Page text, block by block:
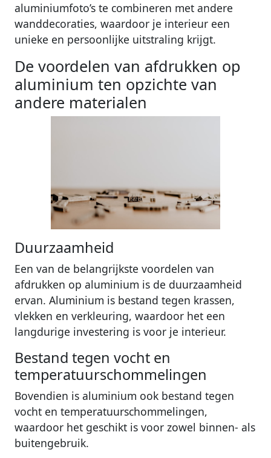
aluminiumfoto’s te combineren met andere
wanddecoraties, waardoor je interieur een
unieke en persoonlijke uitstraling krijgt.
De voordelen van afdrukken op
aluminium ten opzichte van
andere materialen
Duurzaamheid
Een van de belangrijkste voordelen van
afdrukken op aluminium is de duurzaamheid
ervan. Aluminium is bestand tegen krassen,
vlekken en verkleuring, waardoor het een
langdurige investering is voor je interieur.
Bestand tegen vocht en
temperatuurschommelingen
Bovendien is aluminium ook bestand tegen
vocht en temperatuurschommelingen,
waardoor het geschikt is voor zowel binnen- als
buitengebruik.